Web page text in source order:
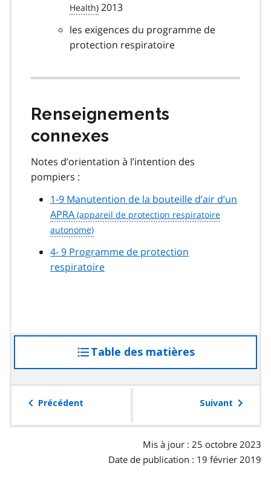
2013
les exigences du programme de
protection respiratoire
Renseignements
connexes
Notes d’orientation à l’intention des
pompiers :
1-9 Manutention de la bouteille d’air d’un
APRA
4- 9 Programme de protection
respiratoire
Table des matières
à
table
Précédent Suivant
Mis à jour : 25 octobre 2023
Date de publication : 19 février 2019